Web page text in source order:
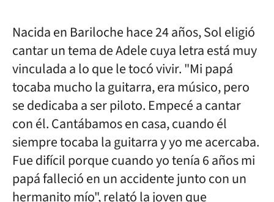
Nacida en Bariloche hace 24 años, Sol eligió
cantar un tema de Adele cuya letra está muy
vinculada a lo que le tocó vivir. "Mi papá
tocaba mucho la guitarra, era músico, pero
se dedicaba a ser piloto. Empecé a cantar
con él. Cantábamos en casa, cuando él
siempre tocaba la guitarra y yo me acercaba.
Fue difícil porque cuando yo tenía 6 años mi
papá falleció en un accidente junto con un
hermanito mío", relató la joven que